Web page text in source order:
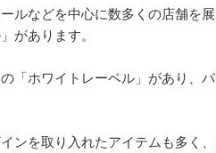
ルなどを中心に数多くの店舗を
があります。
「ホワイトレーベル」があり、
ンを取り入れたアイテムも多く